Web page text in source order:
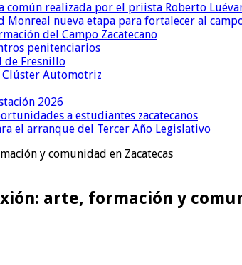
común realizada por el priista Roberto
nueva etapa para fortalecer al
del Campo Zacatecano
penitenciarios
de Fresnillo
Clúster Automotriz
2026
a estudiantes zacatecanos
el arranque del Tercer Año Legislativo
y comunidad en Zacatecas
arte, formación y